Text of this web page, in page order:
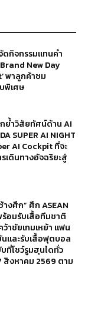
ดกิจกรรมแทนคำ
New Day
พาลูกค้าชม
พิเศษ
กย้ำวิสัยทัศน์ด้าน AI
SUPER AI NIGHT
AI Cockpit ที่จะ
เดินทางอัจฉริยะสู่
งศึก” ศึก ASEAN
อมรับเสื้อทีมชาติ
าชัยเกมเหย้า แฟน
และรับเสื้อฟุตบอล
ที่โชว์รูมฮุนไดทั่ว
สิงหาคม 2569 ตาม